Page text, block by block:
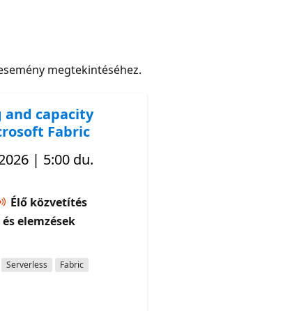
megtekintéséhez.
capacity
Fabric
| 5:00 du.
Élő közvetítés
elemzések
Serverless
Fabric